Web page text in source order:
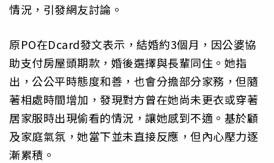
情況，引發網友討論。
原PO在Dcard發文表示，結婚約3個月，因公婆協
助支付房屋頭期款，婚後選擇與長輩同住。她指
出，公公平時態度和善，也會分擔部分家務，但隨
著相處時間增加，發現對方曾在她尚未更衣或穿著
居家服時出現偷看的情況，讓她感到不適。基於顧
及家庭氣氛，她當下並未直接反應，但內心壓力逐
漸累積。